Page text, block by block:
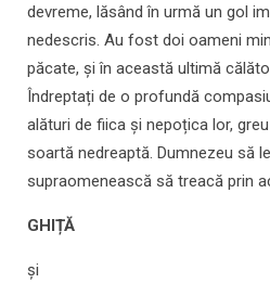
devreme, lăsând în urmă un gol
nedescris. Au fost doi oameni
păcate, și în această ultimă
Îndreptați de o profundă
alături de fiica și nepoțica lor,
soartă nedreaptă. Dumnezeu să
supraomenească să treacă prin
GHIȚĂ
și